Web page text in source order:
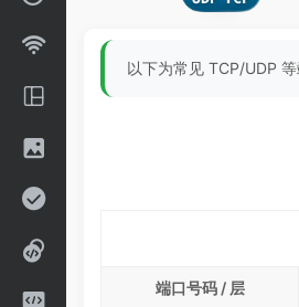
以下为常见 TCP/UDP
端口号码 / 层